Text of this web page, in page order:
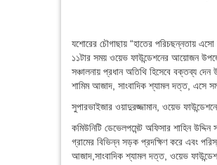
যশোরের চৌগাছায় “হাতের পরিচছন্নতায়
১১টার সময় ওয়েভ ফাউন্ডেশনের আয়োজন
সঞ্চালনায় প্রধান অতিথি হিসেবে বক্তব্য
শামিম আজাদ, সাংবাদিক শ্যামল দত্ত, এসে
সুপারভাইজার ওয়াদুরজ্জামান, ওয়েভ
কমিউনিটি ডেভেলপমেন্ট অফিসার শাহিন
গ্রামের বিভিন্ন সড়ক প্রদক্ষিণ করে এবং
আজাদ,সাংবাদিক শ্যামল দত্ত, ওয়েভ